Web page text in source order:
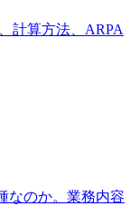
計算方法、ARPA
なのか。業務内容